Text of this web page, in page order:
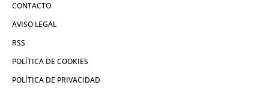
CONTACTO
AVISO LEGAL
RSS
POLÍTICA DE COOKIES
POLÍTICA DE PRIVACIDAD